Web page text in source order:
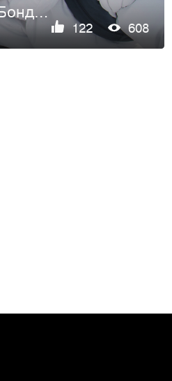
Погоня в стиле Бонда. Рекламный Ai визуал
122 608